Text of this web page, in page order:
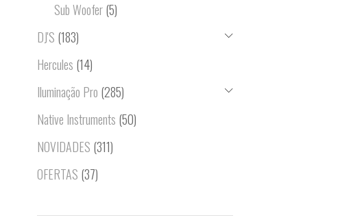
Sub Woofer(5)
DJ'S (183)
Hercules (14)
Iluminação Pro (285)
Native Instruments (50)
NOVIDADES (311)
OFERTAS (37)